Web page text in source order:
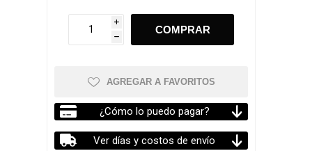
i
h
AGREGAR A FAVORITOS
¿Cómo lo puedo pagar?
Ver días y costos de envío